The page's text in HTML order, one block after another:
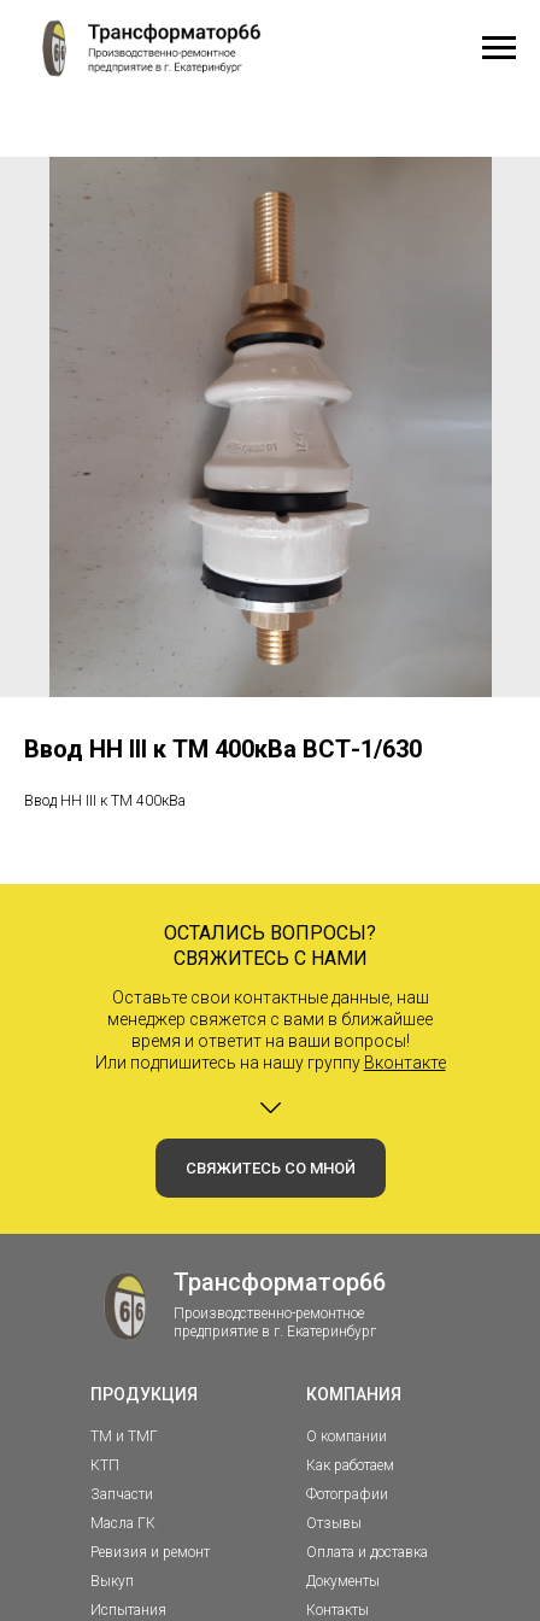
Ввод НН III к ТМ 400кВа ВСТ-1/630
Ввод НН III к ТМ 400кВа
ОСТАЛИСЬ ВОПРОСЫ?
СВЯЖИТЕСЬ С НАМИ
Оставьте свои контактные данные, наш
менеджер свяжется с вами в ближайшее
время и ответит на ваши вопросы!
Или подпишитесь на нашу группу Вконтакте
СВЯЖИТЕСЬ СО МНОЙ
Трансформатор66
Производственно-ремонтное
предприятие в г. Екатеринбург
ПРОДУКЦИЯ КОМПАНИЯ
О компании
Как работаем
Фотографии
Отзывы
Оплата и доставка
Документы
Контакты
ТМ и ТМГ
КТП
Запчасти
Масла ГК
Ревизия и ремонт
Выкуп
Испытания